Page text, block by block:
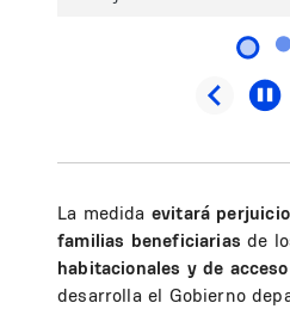
La medida evitará
familias beneficiarias de
habitacionales y de
desarrolla el Gobierno